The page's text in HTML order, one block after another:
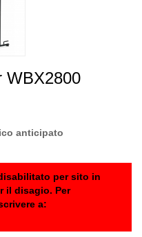
WBX2800
anticipato
per sito in
il disagio. Per
a: